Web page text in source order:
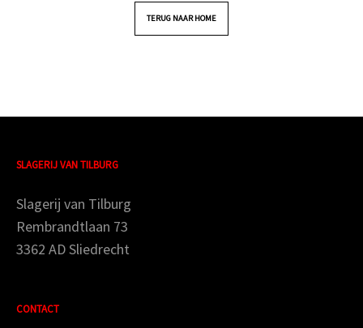
TERUG NAAR HOME
SLAGERIJ VAN TILBURG
Slagerij van Tilburg
Rembrandtlaan 73
3362 AD Sliedrecht
CONTACT